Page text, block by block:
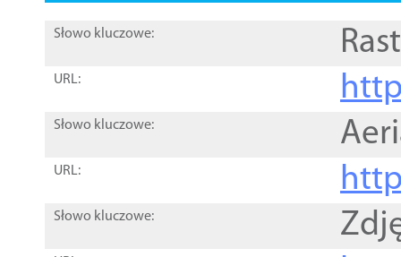
Słowo kluczowe:
URL:
Słowo kluczowe:
URL:
Słowo kluczowe: